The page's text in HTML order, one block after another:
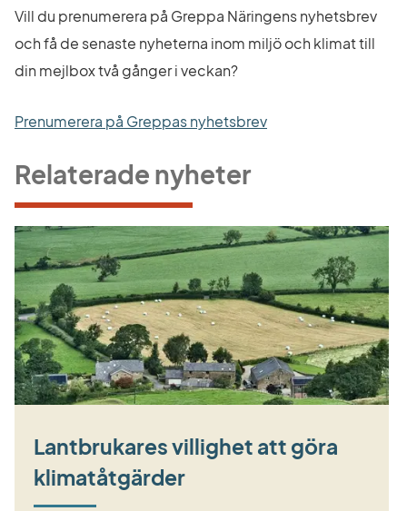
Vill du prenumerera på Greppa Näringens nyhetsbrev
och få de senaste nyheterna inom miljö och klimat till
din mejlbox två gånger i veckan?
Prenumerera på Greppas nyhetsbrev
Relaterade nyheter
Lantbrukares villighet att göra
klimatåtgärder